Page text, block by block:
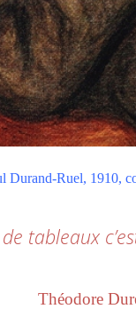
Durand-Ruel, 1910,
tableaux
Théodore